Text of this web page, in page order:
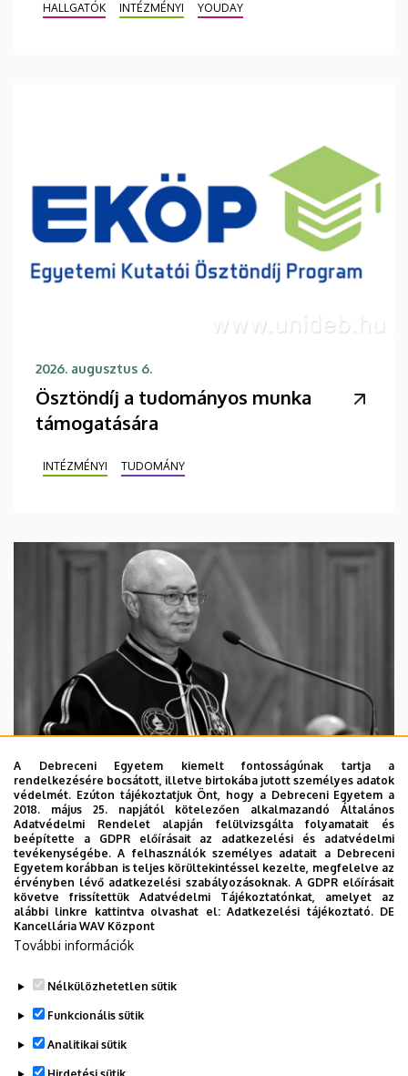
HALLGATÓK INTÉZMÉNYI YOUDAY
2026. augusztus 6.
Ösztöndíj a tudományos munka
támogatására
INTÉZMÉNYI TUDOMÁNY
2026. augusztus 5.
Díszdoktorát gyászolja a Debreceni
Egyetem
INTÉZMÉNYI TTK TUDOMÁNY
A Debreceni Egyetem kiemelt fontosságúnak tartja a
rendelkezésére bocsátott, illetve birtokába jutott személyes adatok
védelmét. Ezúton tájékoztatjuk Önt, hogy a Debreceni Egyetem a
2018. május 25. napjától kötelezően alkalmazandó Általános
Adatvédelmi Rendelet alapján felülvizsgálta folyamatait és
beépítette a GDPR előírásait az adatkezelési és adatvédelmi
tevékenységébe. A felhasználók személyes adatait a Debreceni
Egyetem korábban is teljes körültekintéssel kezelte, megfelelve az
érvényben lévő adatkezelési szabályozásoknak. A GDPR előírásait
követve frissítettük Adatvédelmi Tájékoztatónkat, amelyet az
alábbi linkre kattintva olvashat el:Adatkezelési tájékoztató. DE
Kancellária WAV Központ
További információk
Nélkülözhetetlen sütik
Funkcionális sütik
Analitikai sütik